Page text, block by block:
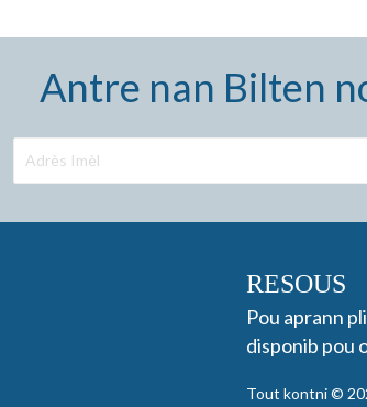
Antre nan Bilten
RESOUS
Pou aprann
disponib pou
Tout kontni ©